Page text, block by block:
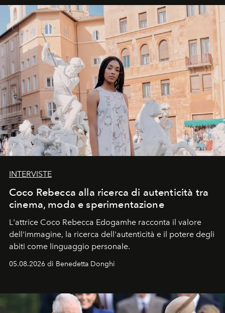
INTERVISTE
Coco Rebecca alla ricerca di autenticità tra
cinema, moda e sperimentazione
L'attrice Coco Rebecca Edogamhe racconta il valore
dell'immagine, la ricerca dell'autenticità e il potere degli
abiti come linguaggio personale.
05.08.2026 di Benedetta Donghi